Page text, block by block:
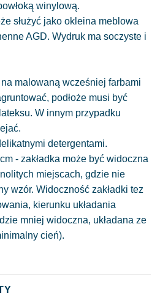
winylową.
służyć jako okleina meblowa
AGD. Wydruk ma soczyste i
malowaną wcześniej farbami
podłoże musi być
W innym przypadku
detergentami.
- zakładka może być widoczna
miejscach, gdzie nie
wzór. Widoczność zakładki tez
kierunku układania
mniej widoczna, układana ze
cień).